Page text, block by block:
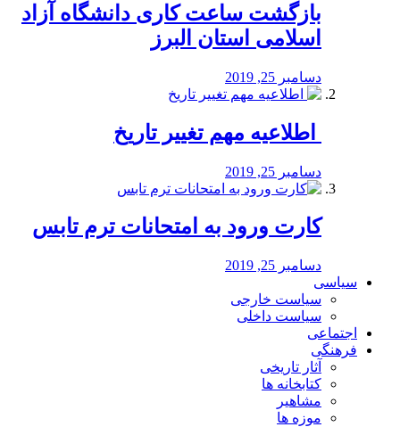
بازگشت ساعت کاری دانشگاه آزاد
اسلامی استان البرز
دسامبر 25, 2019
️ اطلاعیه مهم تغییر تاریخ
دسامبر 25, 2019
کارت ورود به امتحانات ترم تابس
دسامبر 25, 2019
سیاسی
سیاست خارجی
سیاست داخلی
اجتماعی
فرهنگی
آثار تاریخی
کتابخانه ها
مشاهیر
موزه ها